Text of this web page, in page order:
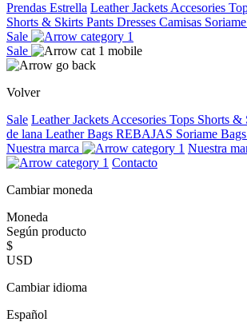
Prendas Estrella Leather Jackets Accesories
Shorts & Skirts Pants Dresses Camisas
Sale
Sale
Volver
Sale Leather Jackets Accesories Tops Shorts &
de lana Leather Bags REBAJAS Soriame Bags
Nuestra marca
Nuestra
Contacto
Cambiar moneda
Moneda
Según producto
$
USD
Cambiar idioma
Español